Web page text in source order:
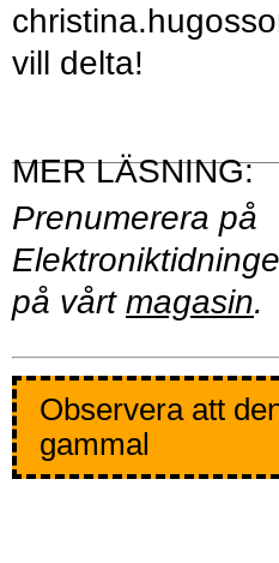
vill delta!
Prenumerera på
på vårt magasin.
Observera att
gammal